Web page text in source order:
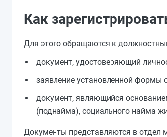
Как
Для этого обращаются к
документ, удостоверяющий
заявление установленной формы
документ, являющийся
(поднайма), социального найма
Документы представляются в отдел